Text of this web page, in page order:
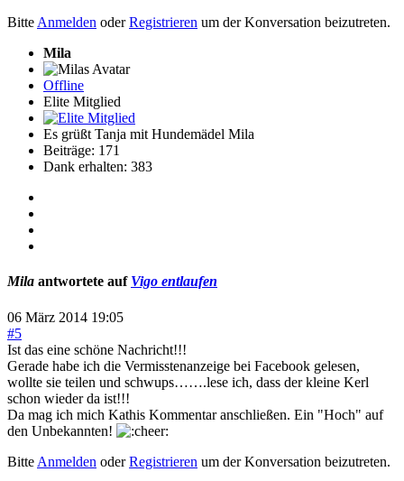
Bitte Anmelden oderRegistrieren um der Konversation beizutreten.
Mila
Offline
Elite Mitglied
Es grüßt Tanja mit Hundemädel Mila
Beiträge: 171
Dank erhalten: 383
Mila antwortete auf Vigo entlaufen
06 März 2014 19:05
#5
Ist das eine schöne Nachricht!!!
Gerade habe ich die Vermisstenanzeige bei Facebook gelesen,
wollte sie teilen und schwups…….lese ich, dass der kleine Kerl
schon wieder da ist!!!
Da mag ich mich Kathis Kommentar anschließen. Ein "Hoch" auf
den Unbekannten!
Bitte Anmelden oderRegistrieren um der Konversation beizutreten.